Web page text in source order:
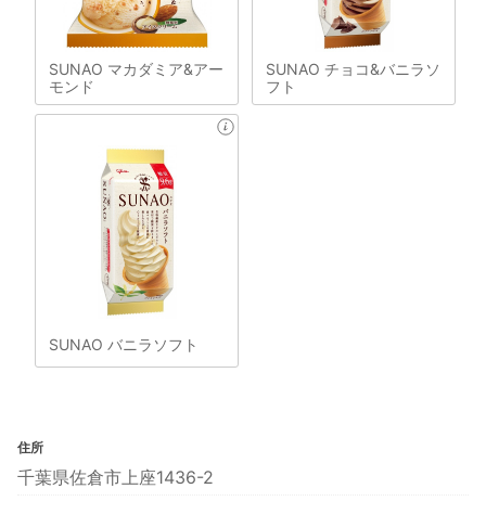
SUNAO マカダミア&アー
モンド
SUNAO チョコ&バニラソ
フト
SUNAO バニラソフト
住所
千葉県佐倉市上座1436-2